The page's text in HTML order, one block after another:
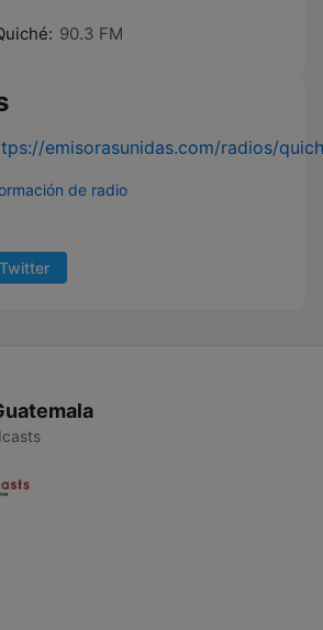
90.3 FM
emisorasunidas.com/radios/
de radio
Twitter